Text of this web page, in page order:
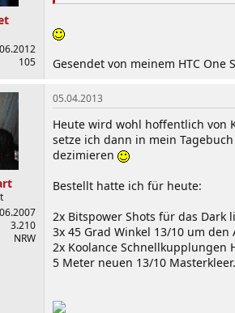
105 Gesendet von meinem HTC One
3.210
NRW
05.04.2013
Heute wird wohl hoffentlich von
setze ich dann in mein
dezimieren
Bestellt hatte ich für heute:
2x Bitspower Shots für das Dark
3x 45 Grad Winkel 13/10 um
2x Koolance Schnellkupplungen
5 Meter neuen 13/10